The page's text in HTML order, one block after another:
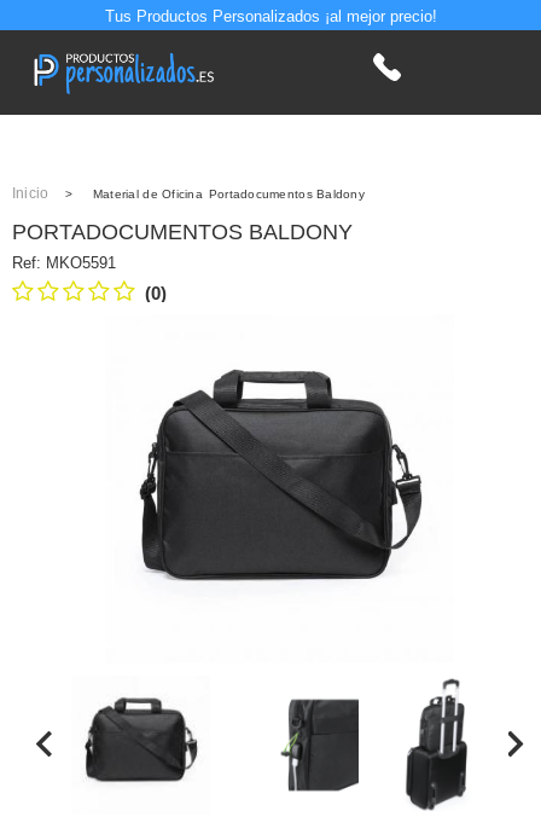
Tus Productos Personalizados ¡al mejor precio!
Inicio > Material de Oficina Portadocumentos Baldony
PORTADOCUMENTOS BALDONY
Ref: MKO5591
(0)